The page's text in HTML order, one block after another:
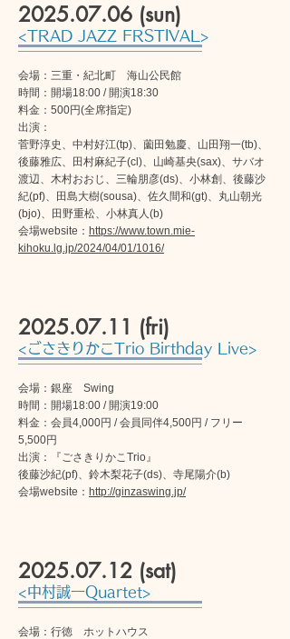
2025.07.06 (sun)
<TRAD JAZZ FRSTIVAL>
会場：三重・紀北町 海山公民館
時間：開場18:00 / 開演18:30
料金：500円(全席指定)
出演：
菅野淳史、中村好江(tp)、薗田勉慶、山田翔一(tb)、
後藤雅広、田村麻紀子(cl)、山崎基央(sax)、サバオ
渡辺、木村おおじ、三輪朋彦(ds)、小林創、後藤沙
紀(pf)、田島大樹(sousa)、佐久間和(gt)、丸山朝光
(bjo)、田野重松、小林真人(b)
会場website： https://www.town.mie-
kihoku.lg.jp/2024/04/01/1016/
2025.07.11 (fri)
<ごさきりかこTrio Birthday Live>
会場：銀座 Swing
時間：開場18:00 / 開演19:00
料金：会員4,000円 / 会員同伴4,500円 / フリー
5,500円
出演：『ごさきりかこTrio』
後藤沙紀(pf)、鈴木梨花子(ds)、寺尾陽介(b)
会場website： http://ginzaswing.jp/
2025.07.12 (sat)
<中村誠一Quartet>
会場：行徳 ホットハウス